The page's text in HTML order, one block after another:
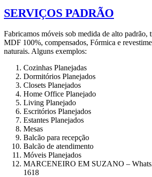
SERVIÇOS PADRÃO
Fabricamos móveis sob medida de alto padrão,
MDF 100%, compensados, Fórmica e
naturais. Alguns exemplos:
Cozinhas Planejadas
Dormitórios Planejados
Closets Planejados
Home Office Planejado
Living Planejado
Escritórios Planejados
Estantes Planejados
Mesas
Balcão para recepção
Balcão de atendimento
Móveis Planejados
MARCENEIRO EM SUZANO –
1618